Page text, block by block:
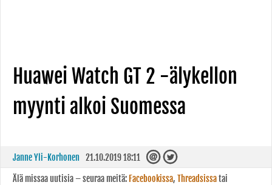
Huawei Watch GT 2 -älykellon
myynti alkoi Suomessa
Janne Yli-Korhonen 21.10.2019 18:11
Älä missaa uutisia – seuraa meitä: Facebookissa, Threadsissatai